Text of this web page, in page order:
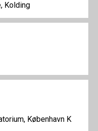
Kolding
København K